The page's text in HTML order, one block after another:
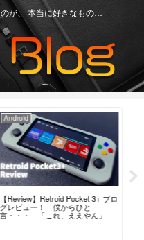
が、 本当に好きなもの…
Android
【Review】Retroid Pocket 3+ ブロ
グレビュー！ 僕からひと
言・・・ 「これ、ええやん」